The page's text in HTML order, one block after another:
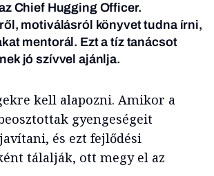
Chief Hugging Officer.
motiválásról könyvet tudna írni,
mentorál. Ezt a tíz tanácsot
jó szívvel ajánlja.
kell alapozni. Amikor a
gyengeségeit
és ezt fejlődési
tálalják, ott megy el az